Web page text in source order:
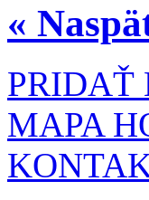
«
PRIDAŤ
MAPA